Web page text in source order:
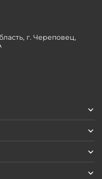
г. Череповец,